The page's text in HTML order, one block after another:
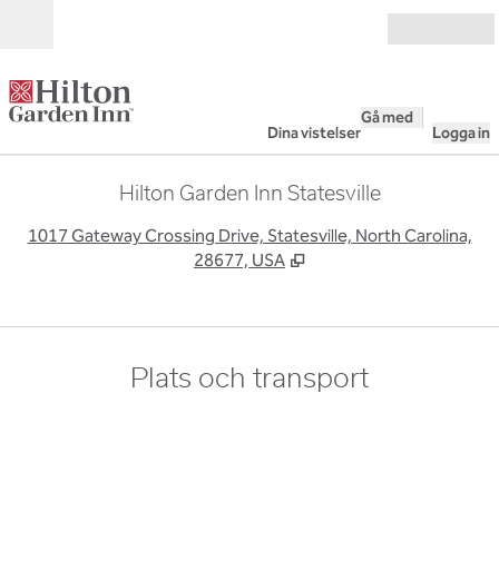
Dina vistelser
Gå med
Logga in
Hilton Garden Inn Statesville
1017 Gateway Crossing Drive, Statesville, North Carolina,
28677, USA
Plats och transport